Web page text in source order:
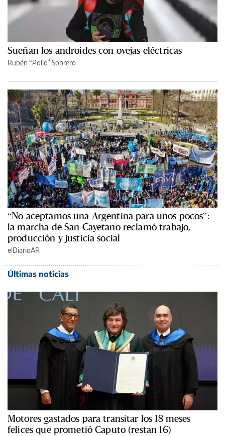
Sueñan los androides con ovejas eléctricas
Rubén “Pollo” Sobrero
“No aceptamos una Argentina para unos pocos”:
la marcha de San Cayetano reclamó trabajo,
producción y justicia social
elDiarioAR
Últimas noticias
Motores gastados para transitar los 18 meses
felices que prometió Caputo (restan 16)